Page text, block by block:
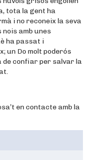
tota la gent ha
i no reconeix la seva
nois amb unes
ha passat i
un Do molt poderós
de confiar per salvar la
en contacte amb la